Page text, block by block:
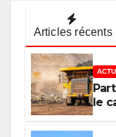
Articles récents
le